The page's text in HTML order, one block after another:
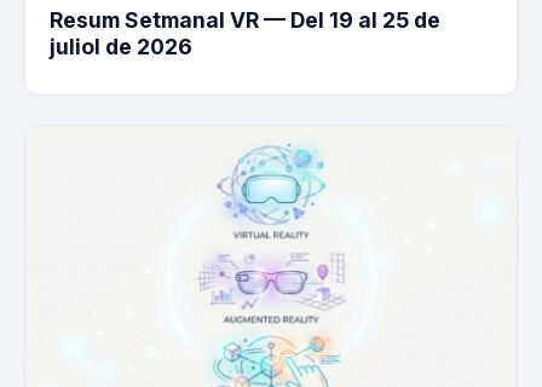
Resum Setmanal VR — Del 19 al 25 de
juliol de 2026